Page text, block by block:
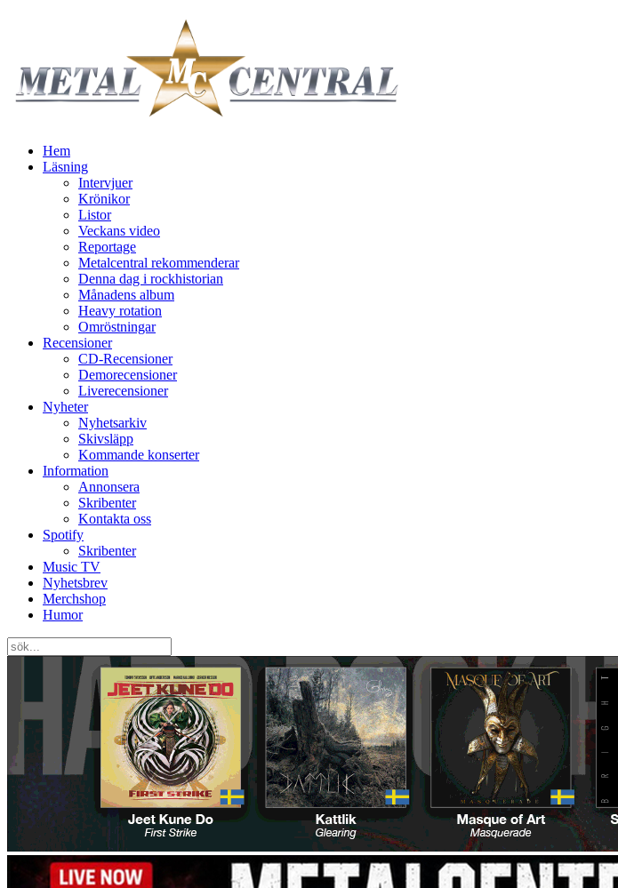
Hem
Läsning
Intervjuer
Krönikor
Listor
Veckans video
Reportage
Metalcentral rekommenderar
Denna dag i rockhistorian
Månadens album
Heavy rotation
Omröstningar
Recensioner
CD-Recensioner
Demorecensioner
Liverecensioner
Nyheter
Nyhetsarkiv
Skivsläpp
Kommande konserter
Information
Annonsera
Skribenter
Kontakta oss
Spotify
Skribenter
Music TV
Nyhetsbrev
Merchshop
Humor